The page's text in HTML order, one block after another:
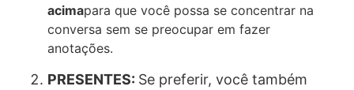
acimapara que você possa se concentrar na
conversa sem se preocupar em fazer
anotações.
PRESENTES: Se preferir, você também